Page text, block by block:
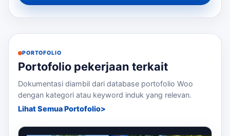
PORTOFOLIO
Portofolio pekerjaan terkait
Dokumentasi diambil dari database portofolio Woo
dengan kategori atau keyword induk yang relevan.
Lihat Semua Portofolio